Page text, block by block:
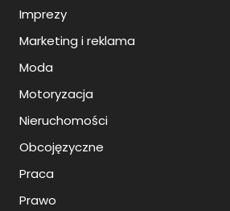
Imprezy
Marketing i reklama
Moda
Motoryzacja
Nieruchomości
Obcojęzyczne
Praca
Prawo